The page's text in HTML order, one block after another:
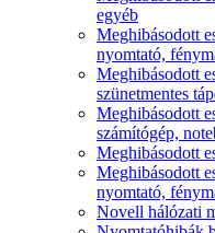
egyéb
Meghibásodott
nyomtató,
Meghibásodott
szünetmentes
Meghibásodott
számítógép,
Meghibásodott
Meghibásodott
nyomtató,
Novell hálózati